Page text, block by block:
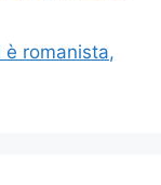
romanista,